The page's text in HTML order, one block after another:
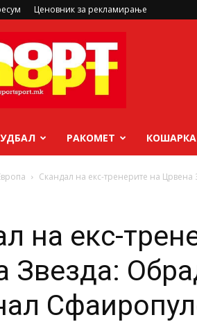
Ценовник за рекламирање
РАКОМЕТ КОШАРКА
Скандал на екс-тренерите на
на екс-
Звезда: